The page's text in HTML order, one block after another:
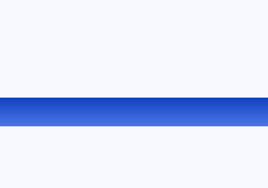
CONVERTIR ODT A EPUB ONLINE